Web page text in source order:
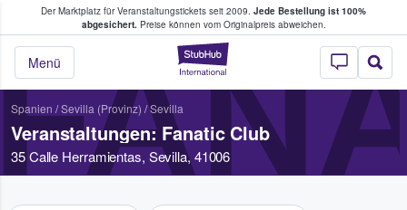
Der Marktplatz für Veranstaltungstickets seit 2009. Jede Bestellung ist 100%
abgesichert.Preise können vom Originalpreis abweichen.
StubHub - Wo
Menü
Tickets kaufen & verkaufen
Spanien /Sevilla (Provinz) /Sevilla
Veranstaltungen: Fanatic Club
35 Calle Herramientas, Sevilla, 41006